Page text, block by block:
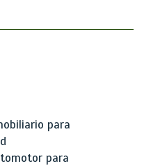
para
para